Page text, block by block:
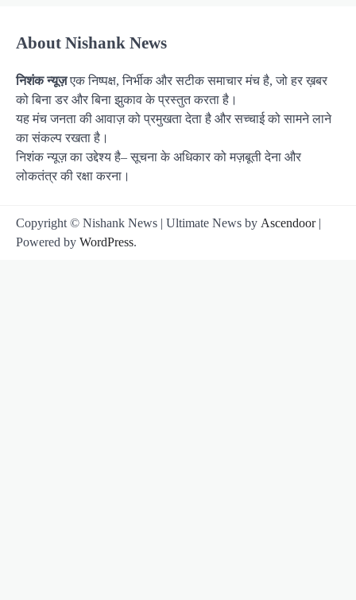
About Nishank News
निशंक न्यूज़एक निष्पक्ष, निर्भीक और सटीक समाचार मंच है, जो हर ख़बर
को बिना डर और बिना झुकाव के प्रस्तुत करता है।
यह मंच जनता की आवाज़ को प्रमुखता देता है और सच्चाई को सामने लाने
का संकल्प रखता है।
निशंक न्यूज़ का उद्देश्य है– सूचना के अधिकार को मज़बूती देना और
लोकतंत्र की रक्षा करना।
Copyright © Nishank News | Ultimate News by Ascendoor|
Powered by WordPress.